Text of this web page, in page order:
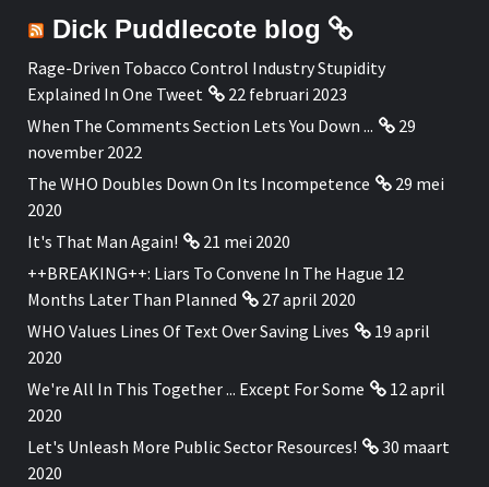
Dick Puddlecote blog
Rage-Driven Tobacco Control Industry Stupidity
Explained In One Tweet
22 februari 2023
When The Comments Section Lets You Down ...
29
november 2022
The WHO Doubles Down On Its Incompetence
29 mei
2020
It's That Man Again!
21 mei 2020
++BREAKING++: Liars To Convene In The Hague 12
Months Later Than Planned
27 april 2020
WHO Values Lines Of Text Over Saving Lives
19 april
2020
We're All In This Together ... Except For Some
12 april
2020
Let's Unleash More Public Sector Resources!
30 maart
2020